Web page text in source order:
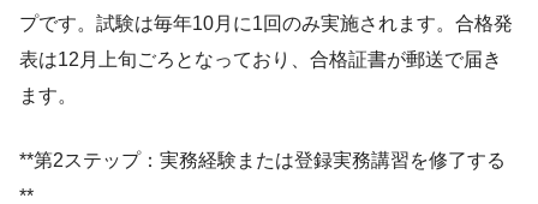
プです。試験は毎年10月に1回のみ実施されます。合格発
表は12月上旬ごろとなっており、合格証書が郵送で届き
ます。
**第2ステップ：実務経験または登録実務講習を修了する
**